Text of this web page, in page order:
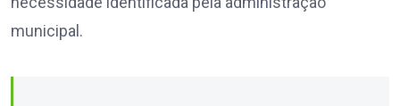
municipal.